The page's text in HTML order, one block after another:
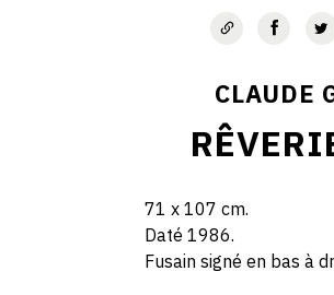
CLAUDE
71 x 107 cm.
Daté 1986.
Fusain signé en bas à